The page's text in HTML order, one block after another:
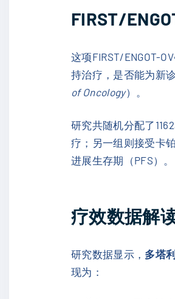
FIRST/
这项FIRST/ENGOT-
持治疗，是否能为新
of Oncology）。
研究共随机分配了
疗；另一组则接受卡
进展生存期（PFS）。
疗效数据解
研究数据显示， 多塔
现为：